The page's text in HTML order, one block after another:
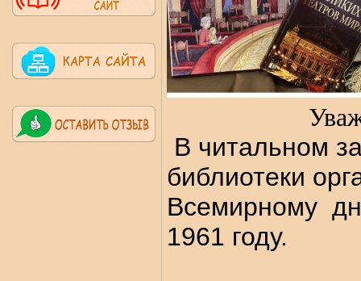
В читальном
библиотеки
Всемирному
1961 году.